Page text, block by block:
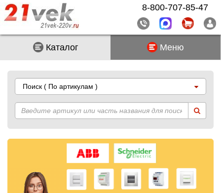
Каталог Меню
Поиск ( По артикулам )
8-800-707-85-47